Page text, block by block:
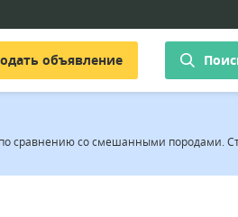
объявление
сравнению со смешанными породами.